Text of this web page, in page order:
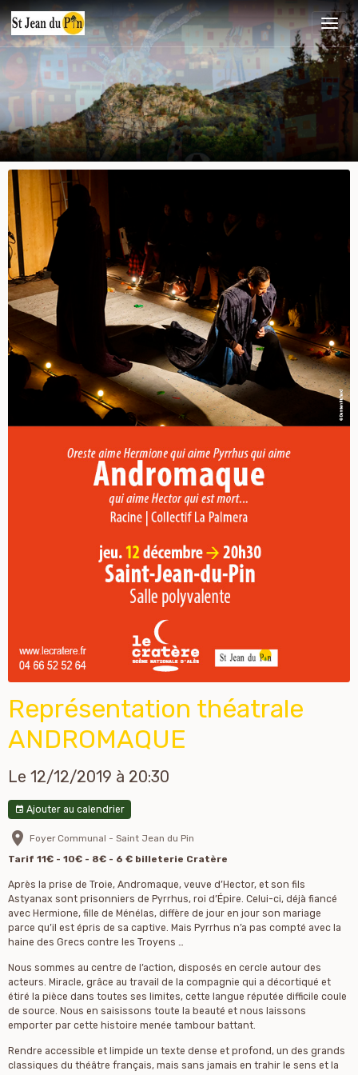
Représentation théatrale
ANDROMAQUE
Le 12/12/2019 à 20:30
Ajouter au calendrier
Foyer Communal - Saint Jean du Pin
Tarif 11€ - 10€ - 8€ - 6 € billeterie Cratère
Après la prise de Troie, Andromaque, veuve d’Hector, et son fils
Astyanax sont prisonniers de Pyrrhus, roi d’Épire. Celui-ci, déjà fiancé
avec Hermione, fille de Ménélas, diffère de jour en jour son mariage
parce qu’il est épris de sa captive. Mais Pyrrhus n’a pas compté avec la
haine des Grecs contre les Troyens …
Nous sommes au centre de l’action, disposés en cercle autour des
acteurs. Miracle, grâce au travail de la compagnie qui a décortiqué et
étiré la pièce dans toutes ses limites, cette langue réputée difficile coule
de source. Nous en saisissons toute la beauté et nous laissons
emporter par cette histoire menée tambour battant.
Rendre accessible et limpide un texte dense et profond, un des grands
classiques du théâtre français, mais sans jamais en trahir le sens et la